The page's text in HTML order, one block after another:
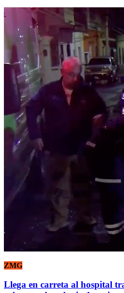
ZMG
Llega en carreta al hospital